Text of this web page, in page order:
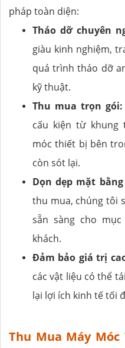
pháp toàn diện:
Tháo dỡ chuyên
giàu kinh nghiệm,
quá trình tháo dỡ
kỹ thuật.
Thu mua trọn gói:
cấu kiện từ khung
móc thiết bị bên
còn sót lại.
Dọn dẹp mặt bằng
thu mua, chúng tôi
sẵn sàng cho
khách.
Đảm bảo giá trị
các vật liệu có thể
lại lợi ích kinh tế tối
Thu Mua Máy Móc